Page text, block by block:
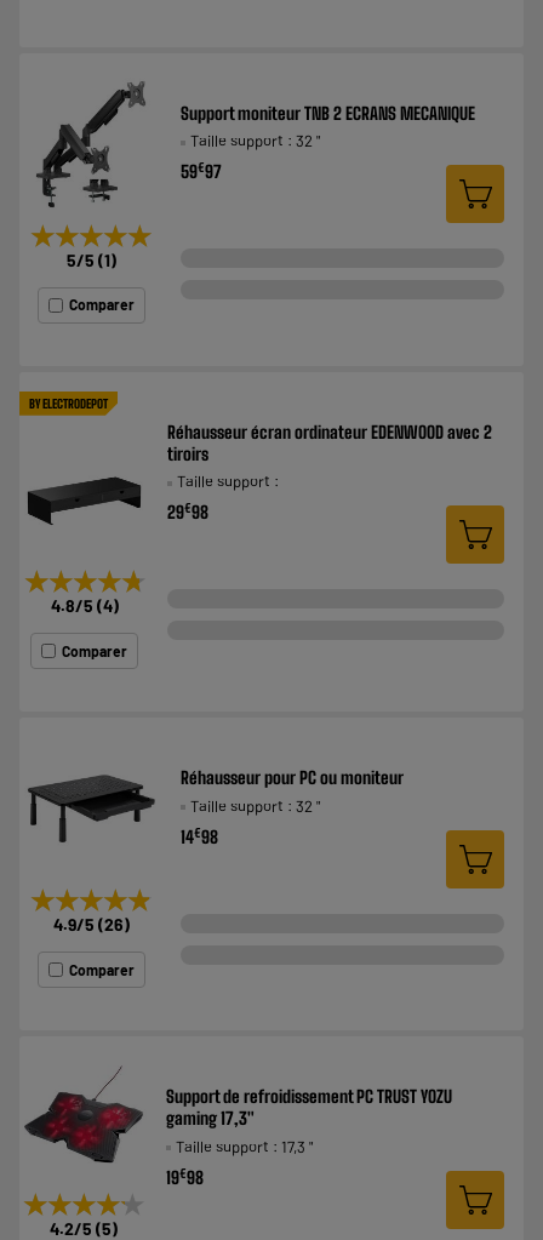
★★★★★
★★★★★
5/5 (1)
Comparer
Support moniteur TNB 2 ECRANS MECANIQUE
Taille support : 32 "
59€97
BY ELECTRODEPOT
★★★★★
★★★★★
4.8/5 (4)
Comparer
Réhausseur écran ordinateur EDENWOOD avec 2
tiroirs
Taille support :
29€98
★★★★★
★★★★★
4.9/5 (26)
Comparer
Réhausseur pour PC ou moniteur
Taille support : 32 "
14€98
★★★★★
★★★★★
4.2/5 (5)
Support de refroidissement PC TRUST YOZU
gaming 17,3"
Taille support : 17,3 "
19€98